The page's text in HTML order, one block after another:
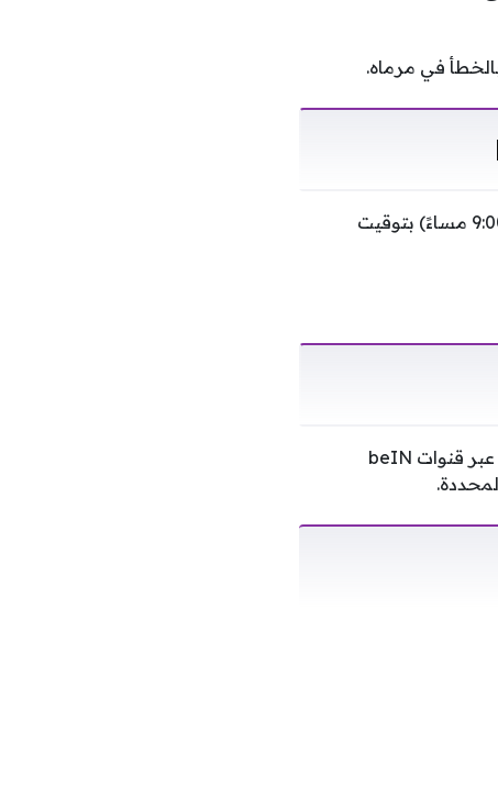
ويلتقي منتخب مصر مع نيوزيلندا في الجولة الثانية بدور المجموعات تقام يوم 21 يونيو (9:00 مساءً) بتوقيت
وتنقل مباراة منتخب مصر ضد نيوزيلندا في الجولة الثانية للفريقين في كأس العالم 2026، عبر قنوات beIN